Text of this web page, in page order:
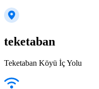
teketaban
Teketaban Köyü İç Yolu